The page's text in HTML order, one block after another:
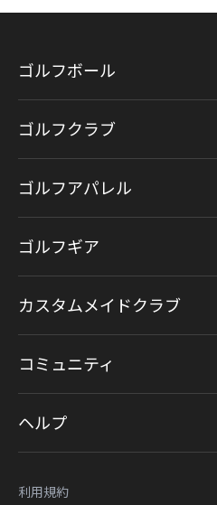
ゴルフボール
ゴルフクラブ
ゴルフアパレル
ゴルフギア
カスタムメイドクラブ
コミュニティ
ヘルプ
利用規約